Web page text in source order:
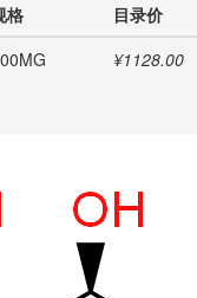
格 目录价
¥1128.00